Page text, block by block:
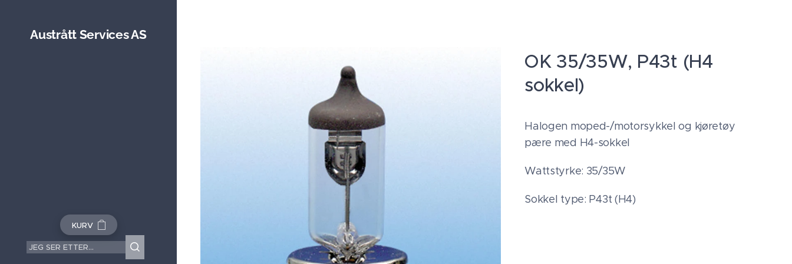
Austrått Services AS
KURV
OK 35/35W, P43t (H4
sokkel)
Halogen moped-/motorsykkel og kjøretøy
pære med H4-sokkel
Wattstyrke: 35/35W
Sokkel type: P43t (H4)